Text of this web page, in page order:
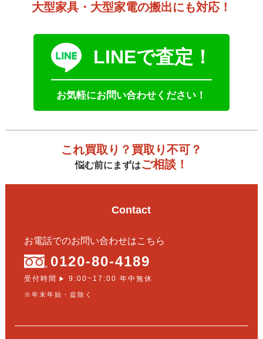
大型家具・大型家電の搬出にも対応！
LINEで査定！
お気軽にお問い合わせください！
これ買取り？買取り不可？
悩む前にまずはご相談！
Contact
お電話でのお問い合わせはこちら
0120-80-4189
受付時間 ▶ 9:00~17:00 年中無休
※年末年始・盆除く